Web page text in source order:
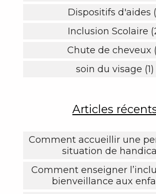
Dispositifs d'aides
Inclusion Scolaire
Chute de cheveux
soin du visage (1)
Articles
Comment accueillir une
situation de
Comment enseigner
bienveillance aux